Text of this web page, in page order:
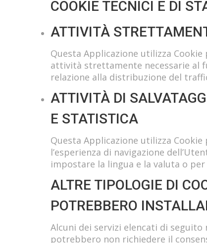
COOKIE TECNICI E DI
ATTIVITÀ
Questa Applicazione utilizza
attività strettamente necessarie al
relazione alla distribuzione del
ATTIVITÀ DI
E STATISTICA
Questa Applicazione utilizza
l’esperienza di navigazione
impostare la lingua e la valuta o
ALTRE TIPOLOGIE DI
POTREBBERO
Alcuni dei servizi elencati di
potrebbero non richiedere il